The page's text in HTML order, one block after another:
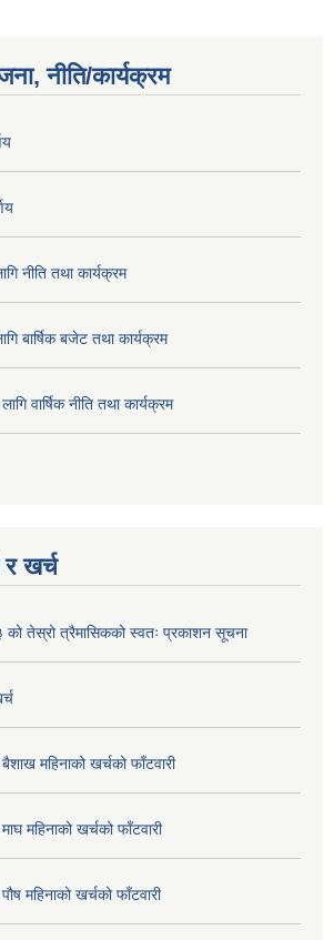
नीति/कार्यक्रम
नीति तथा कार्यक्रम
बार्षिक बजेट तथा कार्यक्रम
वार्षिक नीति तथा कार्यक्रम
खर्च
तेस्रो त्रैमासिकको स्वतः प्रकाशन सूचना
महिनाको खर्चको फाँटवारी
महिनाको खर्चको फाँटवारी
महिनाको खर्चको फाँटवारी